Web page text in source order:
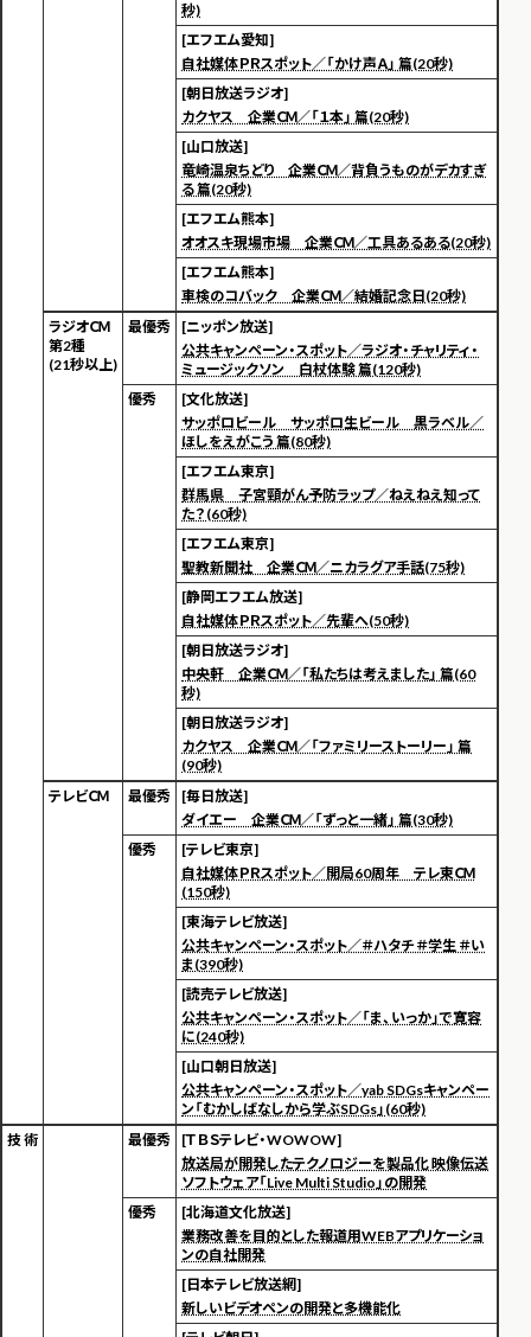
秒)
[エフエム愛知]
自社媒体ＰＲスポット／「かけ声Ａ」 篇(20秒)
[朝日放送ラジオ]
カクヤス 企業ＣＭ／「１本」 篇(20秒)
[山口放送]
竜崎温泉ちどり 企業ＣＭ／背負うものがデカすぎ
る 篇(20秒)
[エフエム熊本]
オオスキ現場市場 企業ＣＭ／工具あるある(20秒)
[エフエム熊本]
車検のコバック 企業ＣＭ／結婚記念日(20秒)
ラジオＣＭ
第2種
(21秒以上)
最優秀
[ニッポン放送]
公共キャンペーン・スポット／ラジオ・チャリティ・
ミュージックソン 白杖体験 篇(120秒)
優秀
[文化放送]
サッポロビール サッポロ生ビール 黒ラベル／
ほしをえがこう 篇(80秒)
[エフエム東京]
群馬県 子宮頸がん予防ラップ／ねえねえ知って
た？(60秒)
[エフエム東京]
聖教新聞社 企業ＣＭ／ニカラグア手話(75秒)
[静岡エフエム放送]
自社媒体ＰＲスポット／先輩へ(50秒)
[朝日放送ラジオ]
中央軒 企業ＣＭ／「私たちは考えました」 篇(60
秒)
[朝日放送ラジオ]
カクヤス 企業ＣＭ／「ファミリーストーリー」 篇
(90秒)
テレビＣＭ
最優秀
[毎日放送]
ダイエー 企業ＣＭ／「ずっと一緒」 篇(30秒)
優秀
[テレビ東京]
自社媒体ＰＲスポット／開局60周年 テレ東ＣＭ
(150秒)
[東海テレビ放送]
公共キャンペーン・スポット／＃ハタチ ＃学生 ＃い
ま(390秒)
[読売テレビ放送]
公共キャンペーン・スポット／「ま、いっか」で寛容
に(240秒)
[山口朝日放送]
公共キャンペーン・スポット／yab SDGsキャンペー
ン「むかしばなしから学ぶSDGs」(60秒)
技 術
最優秀
[ＴＢＳテレビ・WOWOW]
放送局が開発したテクノロジーを製品化 映像伝送
ソフトウェア「Live Multi Studio」の開発
優秀
[北海道文化放送]
業務改善を目的とした報道用WEBアプリケーショ
ンの自社開発
[日本テレビ放送網]
新しいビデオペンの開発と多機能化